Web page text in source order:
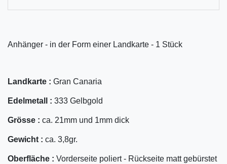
Anhänger - in der Form einer Landkarte - 1 Stück
Landkarte : Gran Canaria
Edelmetall : 333 Gelbgold
Grösse : ca. 21mm und 1mm dick
Gewicht : ca. 3,8gr.
Oberfläche : Vorderseite poliert - Rückseite matt gebürstet